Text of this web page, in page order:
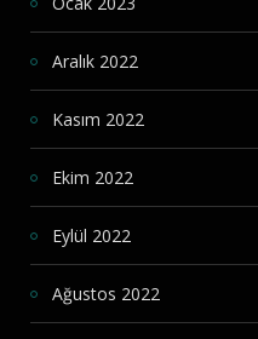
Aralık 2022
Kasım 2022
Ekim 2022
Eylül 2022
Ağustos 2022